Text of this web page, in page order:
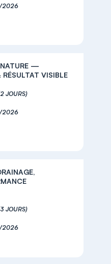
2026
—
RÉSULTAT VISIBLE
JOURS)
2026
JOURS)
2026